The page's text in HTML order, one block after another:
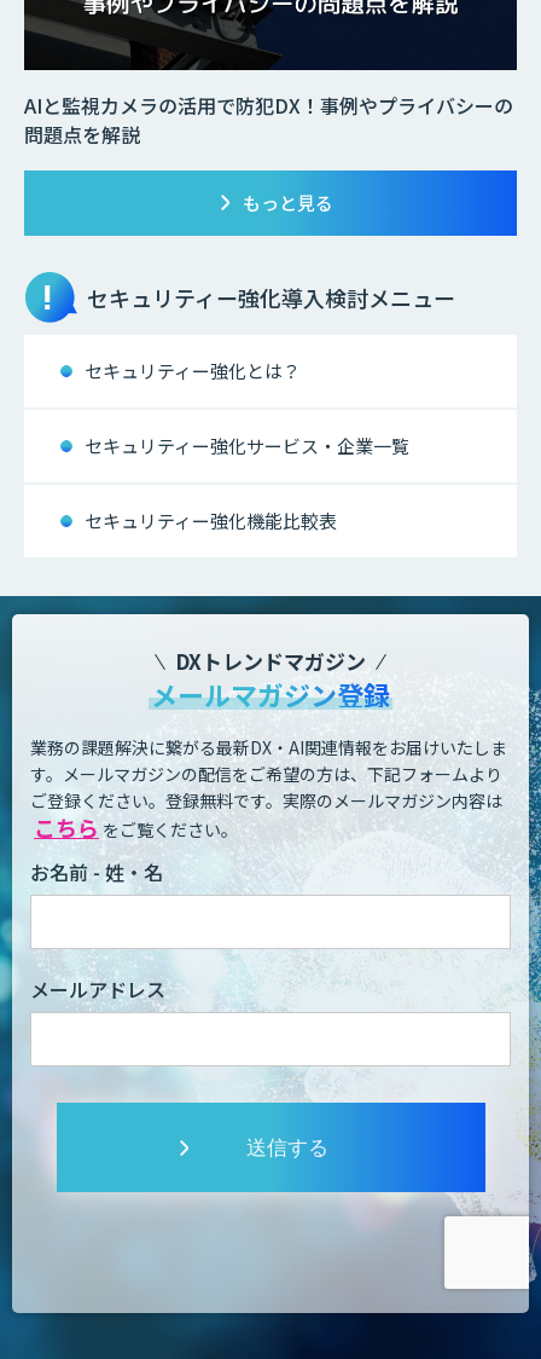
AIと監視カメラの活用で防犯DX！事例やプライバシーの
問題点を解説
もっと見る
セキュリティー強化導入検討メニュー
セキュリティー強化とは？
セキュリティー強化サービス・企業一覧
セキュリティー強化機能比較表
DXトレンドマガジン
メールマガジン登録
業務の課題解決に繋がる最新DX・AI関連情報をお届けいたしま
す。 メールマガジンの配信をご希望の方は、下記フォームより
ご登録ください。登録無料です。 実際のメールマガジン内容は
こちら をご覧ください。
お名前 - 姓・名
メールアドレス
送信する